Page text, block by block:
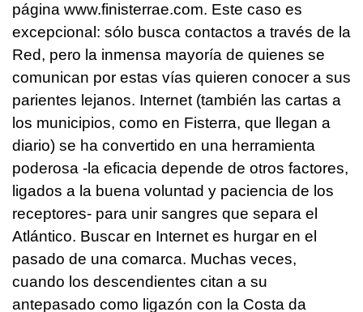
página www.finisterrae.com. Este caso es
excepcional: sólo busca contactos a través de la
Red, pero la inmensa mayoría de quienes se
comunican por estas vías quieren conocer a sus
parientes lejanos. Internet (también las cartas a
los municipios, como en Fisterra, que llegan a
diario) se ha convertido en una herramienta
poderosa -la eficacia depende de otros factores,
ligados a la buena voluntad y paciencia de los
receptores- para unir sangres que separa el
Atlántico. Buscar en Internet es hurgar en el
pasado de una comarca. Muchas veces,
cuando los descendientes citan a su
antepasado como ligazón con la Costa da